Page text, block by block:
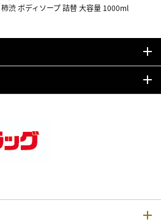
柿渋 ボディソープ 詰替 大容量 1000ml